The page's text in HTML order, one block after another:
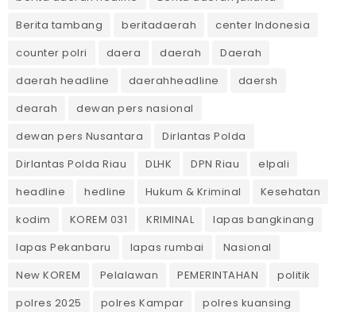
Berita tambang
beritadaerah
center Indonesia
counter polri
daera daerah
Daerah
daerah headline
daerahheadline
daersh
dearah
dewan pers nasional
dewan pers Nusantara
Dirlantas Polda
Dirlantas Polda Riau
DLHK DPN Riau
elpali
headline
hedline Hukum & Kriminal
Kesehatan
kodim
KOREM 031 KRIMINAL
lapas bangkinang
lapas Pekanbaru
lapas rumbai
Nasional
New KOREM
Pelalawan PEMERINTAHAN
politik
polres 2025
polres Kampar polres kuansing